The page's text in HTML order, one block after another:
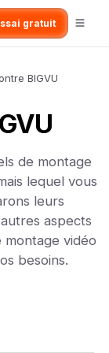
gratuit
BIGVU
de montage
lequel vous
leurs
aspects
montage vidéo
besoins.